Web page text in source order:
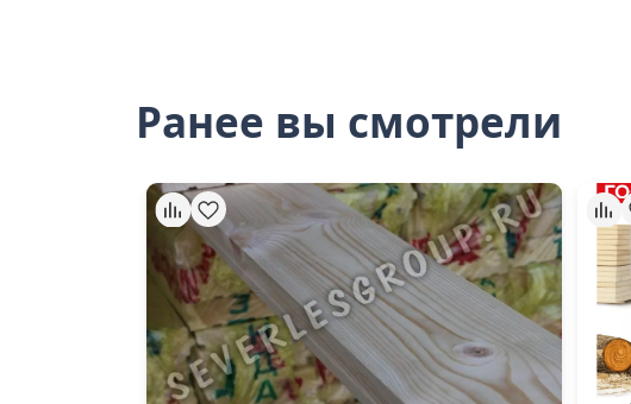
Ранее вы смотрели